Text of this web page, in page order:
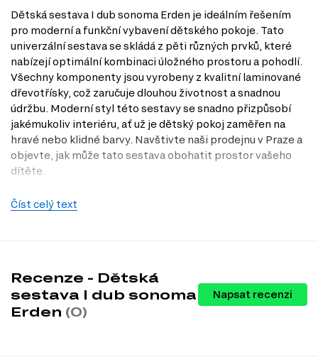
Dětská sestava I dub sonoma Erden je ideálním řešením
pro moderní a funkční vybavení dětského pokoje. Tato
univerzální sestava se skládá z pěti různých prvků, které
nabízejí optimální kombinaci úložného prostoru a pohodlí.
Všechny komponenty jsou vyrobeny z kvalitní laminované
dřevotřísky, což zaručuje dlouhou životnost a snadnou
údržbu. Moderní styl této sestavy se snadno přizpůsobí
jakémukoliv interiéru, ať už je dětský pokoj zaměřen na
hravé nebo klidné barvy. Navštivte naši prodejnu v Praze a
objevte, jak může tato sestava obohatit prostor vašeho
dítěte.
Charakteristiky, vlastnosti a výhody
hraní.
Kvalitní materiály.Všechny prvky jsou vyrobeny z laminované
dřevotřísky, což zajišťuje odolnost proti poškození a snadnou
údržbu.
Číst celý text
Recenze - Dětská
sestava I dub sonoma
Erden (0)
Napsat recenzi